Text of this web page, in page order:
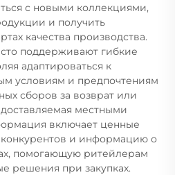
с новыми коллекциями,
и получить
качества производства.
поддерживают гибкие
адаптироваться к
условиям и предпочтениям
сборов за возврат или
местными
включает ценные
и информацию о
помогающую ритейлерам
решения при закупках.